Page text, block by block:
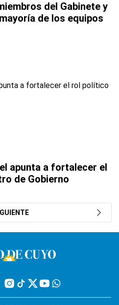
del Gabinete y
de los equipos
apunta a fortalecer el
de Gobierno